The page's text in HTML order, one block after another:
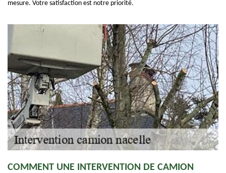
mesure. Votre satisfaction est notre priorité.
COMMENT UNE INTERVENTION DE CAMION